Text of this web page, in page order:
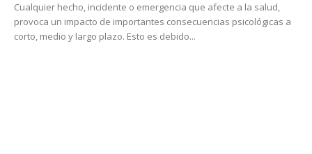
Cualquier hecho, incidente o emergencia que afecte a la salud,
provoca un impacto de importantes consecuencias psicológicas a
corto, medio y largo plazo. Esto es debido...